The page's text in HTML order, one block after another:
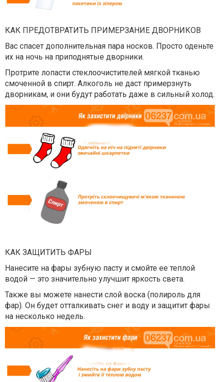
КАК ПРЕДОТВРАТИТЬ ПРИМЕРЗАНИЕ ДВОРНИКОВ
Вас спасет дополнительная пара носков. Просто оденьте
их на ночь на приподнятые дворники.
Протрите лопасти стеклоочистителей мягкой тканью
смоченной в спирт. Алкоголь не даст примерзнуть
дворникам, и они будут работать даже в сильный холод.
КАК ЗАЩИТИТЬ ФАРЫ
Нанесите на фары зубную пасту и смойте ее теплой
водой — это значительно улучшит яркость света.
Также вы можете нанести слой воска (полироль для
фар). Он будет отталкивать снег и воду и защитит фары
на несколько недель.